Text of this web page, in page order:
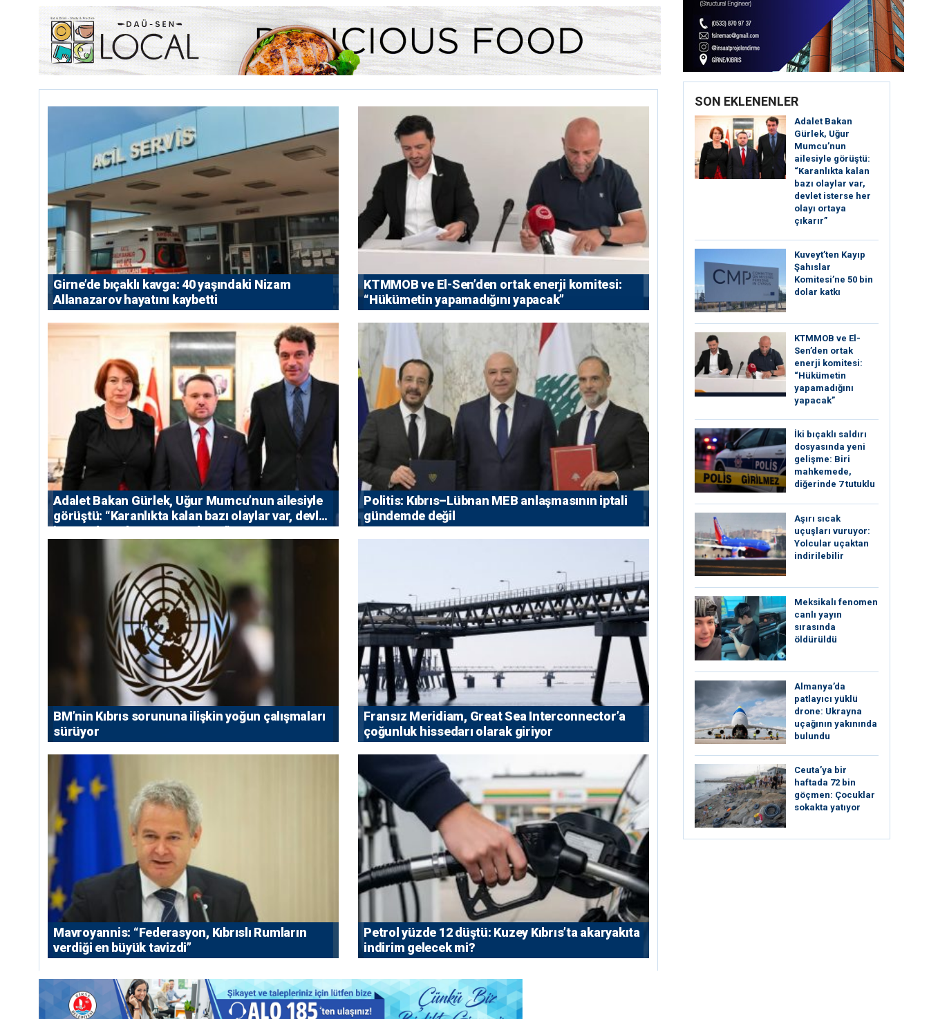
Girne’de bıçaklı kavga: 40 yaşındaki Nizam
Allanazarov hayatını kaybetti
KTMMOB ve El-Sen’den ortak enerji komitesi:
“Hükümetin yapamadığını yapacak”
Adalet Bakan Gürlek, Uğur Mumcu’nun ailesiyle
görüştü: “Karanlıkta kalan bazı olaylar var, devlet
isterse her olayı ortaya çıkarır”
Politis: Kıbrıs–Lübnan MEB anlaşmasının iptali
gündemde değil
BM’nin Kıbrıs sorununa ilişkin yoğun çalışmaları
sürüyor
Fransız Meridiam, Great Sea Interconnector’a
çoğunluk hissedarı olarak giriyor
Mavroyannis: “Federasyon, Kıbrıslı Rumların
verdiği en büyük tavizdi”
Petrol yüzde 12 düştü: Kuzey Kıbrıs’ta akaryakıta
indirim gelecek mi?
SON EKLENENLER
Adalet Bakan
Gürlek, Uğur
Mumcu’nun
ailesiyle görüştü:
“Karanlıkta kalan
bazı olaylar var,
devlet isterse her
olayı ortaya
çıkarır”
Kuveyt’ten Kayıp
Şahıslar
Komitesi’ne 50 bin
dolar katkı
KTMMOB ve El-
Sen’den ortak
enerji komitesi:
“Hükümetin
yapamadığını
yapacak”
İki bıçaklı saldırı
dosyasında yeni
gelişme: Biri
mahkemede,
diğerinde 7 tutuklu
Aşırı sıcak
uçuşları vuruyor:
Yolcular uçaktan
indirilebilir
Meksikalı fenomen
canlı yayın
sırasında
öldürüldü
Almanya’da
patlayıcı yüklü
drone: Ukrayna
uçağının yakınında
bulundu
Ceuta’ya bir
haftada 72 bin
göçmen: Çocuklar
sokakta yatıyor